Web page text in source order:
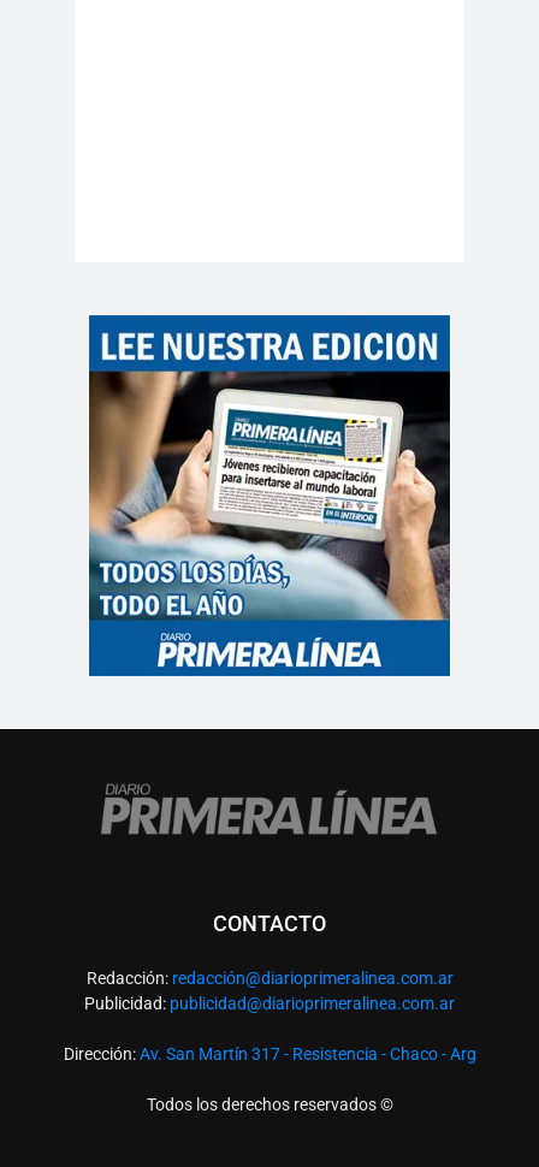
CONTACTO
Redacción: redacción@diarioprimeralinea.com.ar
Publicidad: publicidad@diarioprimeralinea.com.ar
Dirección:Av. San Martín 317 - Resistencia - Chaco - Arg
Todos los derechos reservados ©